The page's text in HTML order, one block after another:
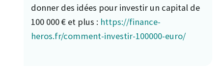
donner des idées pour investir un capital de
100 000 € et plus : https://finance-
heros.fr/comment-investir-100000-euro/